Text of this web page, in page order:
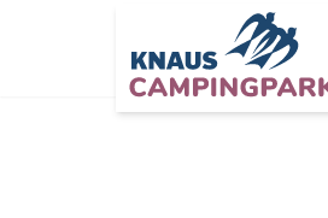
Zum Hauptinhalt springen